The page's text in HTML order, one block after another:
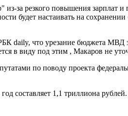
за резкого повышения зарплат
будет настаивать на
daily, что урезание бюджета МВД
в виду под этим , Макаров не
по поводу проекта
1,1 триллиона